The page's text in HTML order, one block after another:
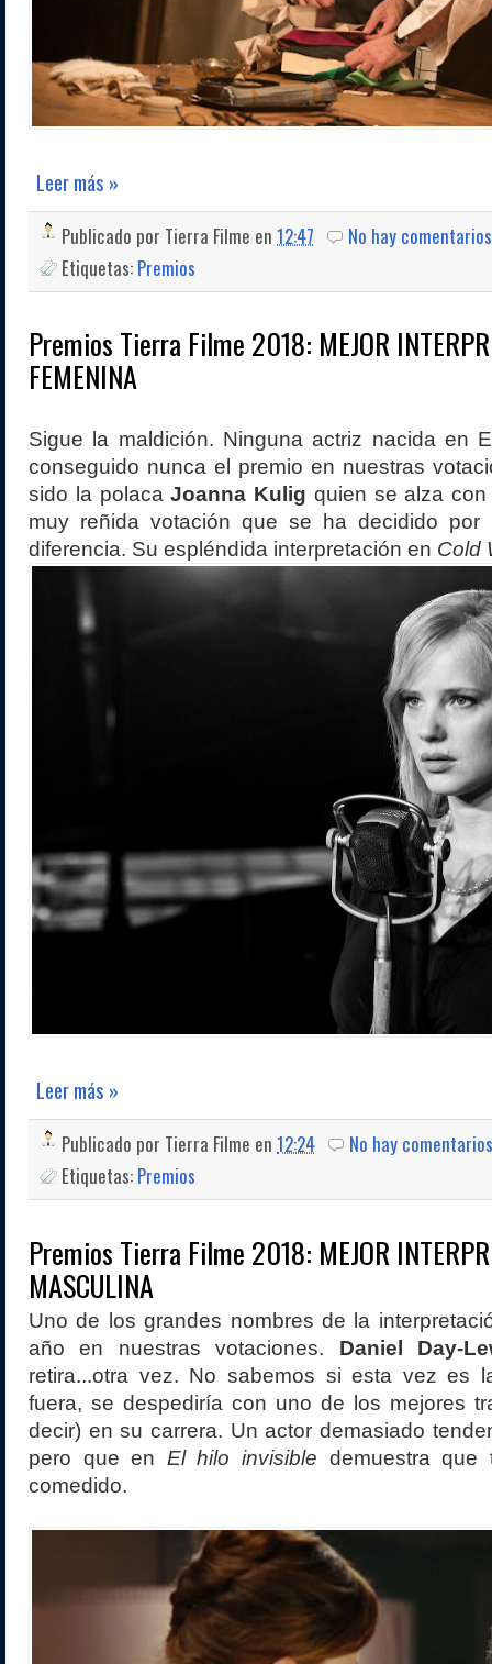
Leer más »
Publicado por Tierra Filme en 12:47
No hay
Etiquetas: Premios
Premios Tierra Filme 2018: MEJOR
FEMENINA
Sigue la maldición. Ninguna actriz nacida en
conseguido nunca el premio en nuestras
sido la polacaJoanna Kulig quien se alza
muy reñida votación que se ha decidido
diferencia. Su espléndida interpretación en Cold
Leer más »
Publicado por Tierra Filme en 12:24
No hay
Etiquetas: Premios
Premios Tierra Filme 2018: MEJOR
MASCULINA
Uno de los grandes nombres de la
año en nuestras votaciones. Daniel Day-
retira...otra vez. No sabemos si esta vez es
fuera, se despediría con uno de los mejores
decir) en su carrera. Un actor demasiado
pero que en El hilo invisible demuestra que
comedido.